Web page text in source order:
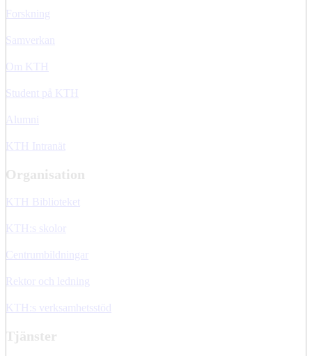
Forskning
Samverkan
Om KTH
Student på KTH
Alumni
KTH Intranät
Organisation
KTH Biblioteket
KTH:s skolor
Centrumbildningar
Rektor och ledning
KTH:s verksamhetsstöd
Tjänster